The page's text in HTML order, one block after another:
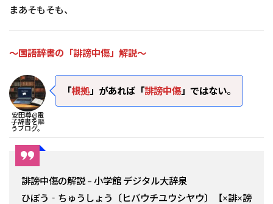
まあそもそも、
～国語辞書の「誹謗中傷」解説～
安田尊@電
子辞書を謳
うブログ。
「根拠 」があれば「誹謗中傷」ではない。
誹謗中傷の解説 – 小学館 デジタル大辞泉
ひぼう‐ちゅうしょう〔ヒバウチユウシヤウ〕【×誹×謗